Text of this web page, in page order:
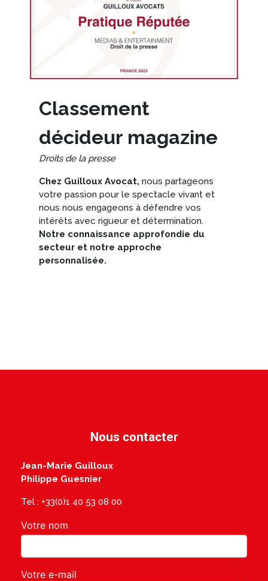
Classement
décideur magazine
Droits de la presse
Chez Guilloux Avocat, nous partageons
votre passion pour le spectacle vivant et
nous nous engageons à défendre vos
intérêts avec rigueur et détermination.
Notre connaissance approfondie du
secteur et notre approche
personnalisée.
Nous contacter
Jean-Marie Guilloux
Philippe Guesnier
Tel : +33(0)1 40 53 08 00
Votre nom
Votre e-mail